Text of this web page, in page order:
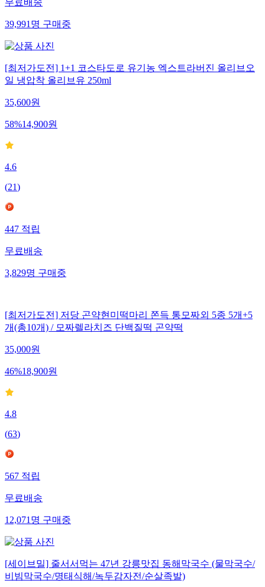
무료배송
39,991명구매중
[최저가도전] 1+1 코스타도로 유기농 엑스트라버진 올리브오
일 냉압착 올리브유 250ml
35,600원
58%14,900원
4.6
(21)
447적립
무료배송
3,829명구매중
[최저가도전] 저당 곤약현미떡마리 쫀득 통모짜외 5종 5개+5
개(총10개) / 모짜렐라치즈 단백질떡 곤약떡
35,000원
46%18,900원
4.8
(63)
567적립
무료배송
12,071명구매중
[세이브밀] 줄서서먹는 47년 강릉맛집 동해막국수 (물막국수/
비빔막국수/명태식해/녹두감자전/순살족발)